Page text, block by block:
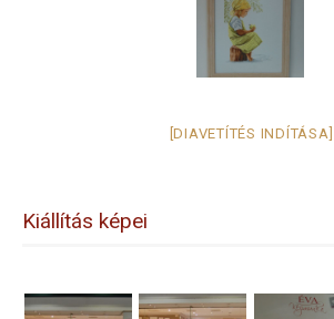
[DIAVETÍTÉS INDÍTÁSA]
Kiállítás képei